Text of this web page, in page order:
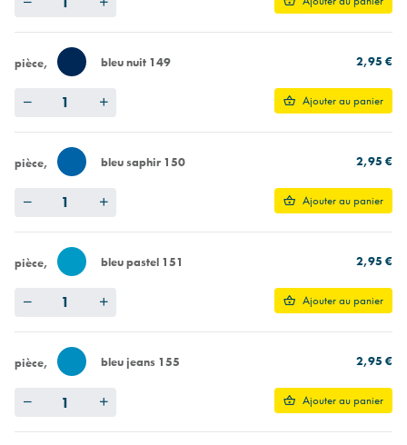
pièce bleu nuit 149 2,95 €
Ajouter au panier
pièce bleu saphir 150 2,95 €
Ajouter au panier
pièce bleu pastel 151 2,95 €
Ajouter au panier
pièce bleu jeans 155 2,95 €
Ajouter au panier